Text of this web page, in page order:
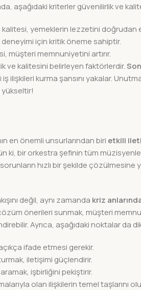
aşağıdaki kriterler güvenilirlik ve
kalitesi, yemeklerin lezzetini doğrudan
deneyimi için kritik öneme sahiptir.
müşteri memnuniyetini artırır.
ve kalitesini belirleyen faktörlerdir.
kurma şansını yakalar.
en önemli unsurlarından biri etkili
ki, bir orkestra şefinin tüm
hızlı bir şekilde
değil, aynı zamanda kriz
önerileri sunmak, müşteri
Ayrıca, aşağıdaki noktalar da
ifade etmesi gerekir.
iletişimi güçlendirir.
işbirliğini pekiştirir.
olan ilişkilerin temel taşlarını